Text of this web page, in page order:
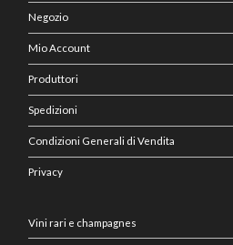
Negozio
Mio Account
Produttori
Spedizioni
Condizioni Generali di Vendita
Privacy
Vini rari e champagnes